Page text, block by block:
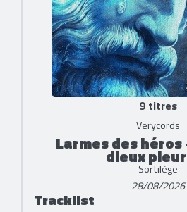
9 titres
Verycords
Larmes des héros
dieux
Sortilège
28/08/2026
Tracklist